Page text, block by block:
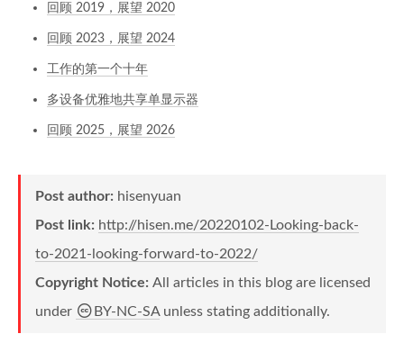
回顾 2019，展望 2020
回顾 2023，展望 2024
工作的第一个十年
多设备优雅地共享单显示器
回顾 2025，展望 2026
Post author: hisenyuan
Post link: http://hisen.me/20220102-Looking-back-
to-2021-looking-forward-to-2022/
Copyright Notice: All articles in this blog are licensed
under
BY-NC-SAunless stating additionally.